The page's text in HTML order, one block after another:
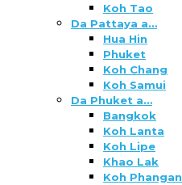
Koh Tao
Da Pattaya a…
Hua Hin
Phuket
Koh Chang
Koh Samui
Da Phuket a…
Bangkok
Koh Lanta
Koh Lipe
Khao Lak
Koh Phangan